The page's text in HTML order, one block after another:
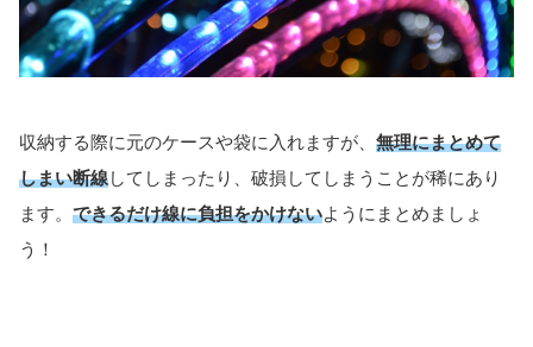
収納する際に元のケースや袋に入れますが、 無理にまとめて
しまい断線してしまったり、破損してしまうことが稀にあり
ます。 できるだけ線に負担をかけないようにまとめましょ
う！